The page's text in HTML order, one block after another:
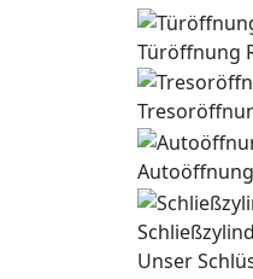
Türöffnung
Unser